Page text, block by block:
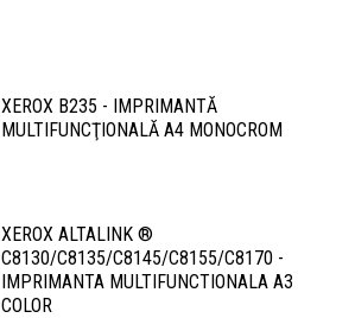
XEROX B235 - IMPRIMANTĂ
MULTIFUNCŢIONALĂ A4 MONOCROM
XEROX ALTALINK ®
C8130/C8135/C8145/C8155/C8170 -
IMPRIMANTA MULTIFUNCTIONALA A3
COLOR